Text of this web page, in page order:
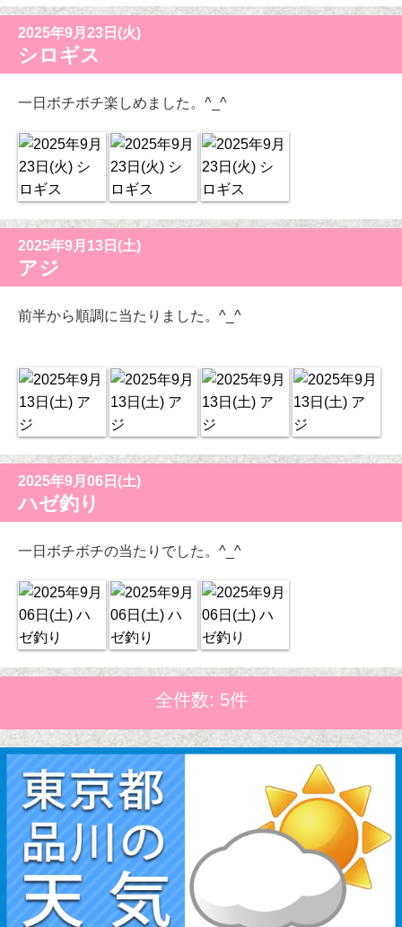
2025年9月23日(火)
シロギス
一日ボチボチ楽しめました。^_^
2025年9月13日(土)
アジ
前半から順調に当たりました。^_^
2025年9月06日(土)
ハゼ釣り
一日ボチボチの当たりでした。^_^
全件数: 5件